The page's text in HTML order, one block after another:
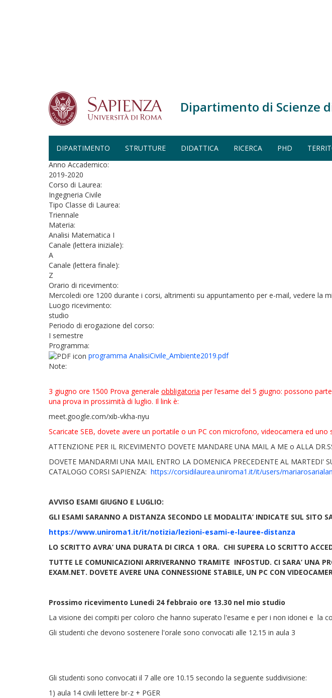
Salta al contenuto principale Dipartimento di Scienze
DIPARTIMENTO STRUTTURE DIDATTICA RICERCA PHD
Home
ANALISI MATEMATICA I - INGEGNERIA CIVILE
Anno Accademico:
2019-2020
Corso di Laurea:
Ingegneria Civile
Tipo Classe di Laurea:
Triennale
Materia:
Analisi Matematica I
Canale (lettera iniziale):
A
Canale (lettera finale):
Z
Orario di ricevimento:
Mercoledi ore 1200 durante i corsi, altrimenti su appuntamento per e-mail, vedere la
Luogo ricevimento:
studio
Periodo di erogazione del corso:
I semestre
Programma:
programma AnalisiCivile_Ambiente2019.pdf
Note:
3 giugno ore 1500 Prova generale obbligatoria per l’esame del 5 giugno: possono
una prova in prossimità di luglio. Il link è:
meet.google.com/xib-vkha-nyu
Scaricate SEB, dovete avere un portatile o un PC con microfono, videocamera ed
ATTENZIONE PER IL RICEVIMENTO DOVETE MANDARE UNA MAIL A ME o ALLA
DOVETE MANDARMI UNA MAIL ENTRO LA DOMENICA PRECEDENTE AL MARTEDI'
CATALOGO CORSI SAPIENZA: https://corsidilaurea.uniroma1.it/it/users/
AVVISO ESAMI GIUGNO E LUGLIO:
GLI ESAMI SARANNO A DISTANZA SECONDO LE MODALITA’ INDICATE SUL SITO
https://www.uniroma1.it/it/notizia/lezioni-esami-e-lauree-distanza
LO SCRITTO AVRA’ UNA DURATA DI CIRCA 1 ORA. CHI SUPERA LO SCRITTO
TUTTE LE COMUNICAZIONI ARRIVERANNO TRAMITE INFOSTUD. CI SARA’ UNA
EXAM.NET. DOVETE AVERE UNA CONNESSIONE STABILE, UN PC CON
Prossimo ricevimento Lunedi 24 febbraio ore 13.30 nel mio studio
La visione dei compiti per coloro che hanno superato l'esame e per i non idonei e la
Gli studenti che devono sostenere l'orale sono convocati alle 12.15 in aula 3
Gli studenti sono convocati il 7 alle ore 10.15 secondo la seguente suddivisione:
1) aula 14 civili lettere br-z + PGER